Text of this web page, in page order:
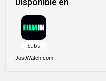
JustWatch.com